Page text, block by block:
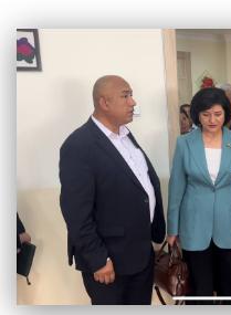
шахслар
ташрифларини
қўйиш белгиланган.